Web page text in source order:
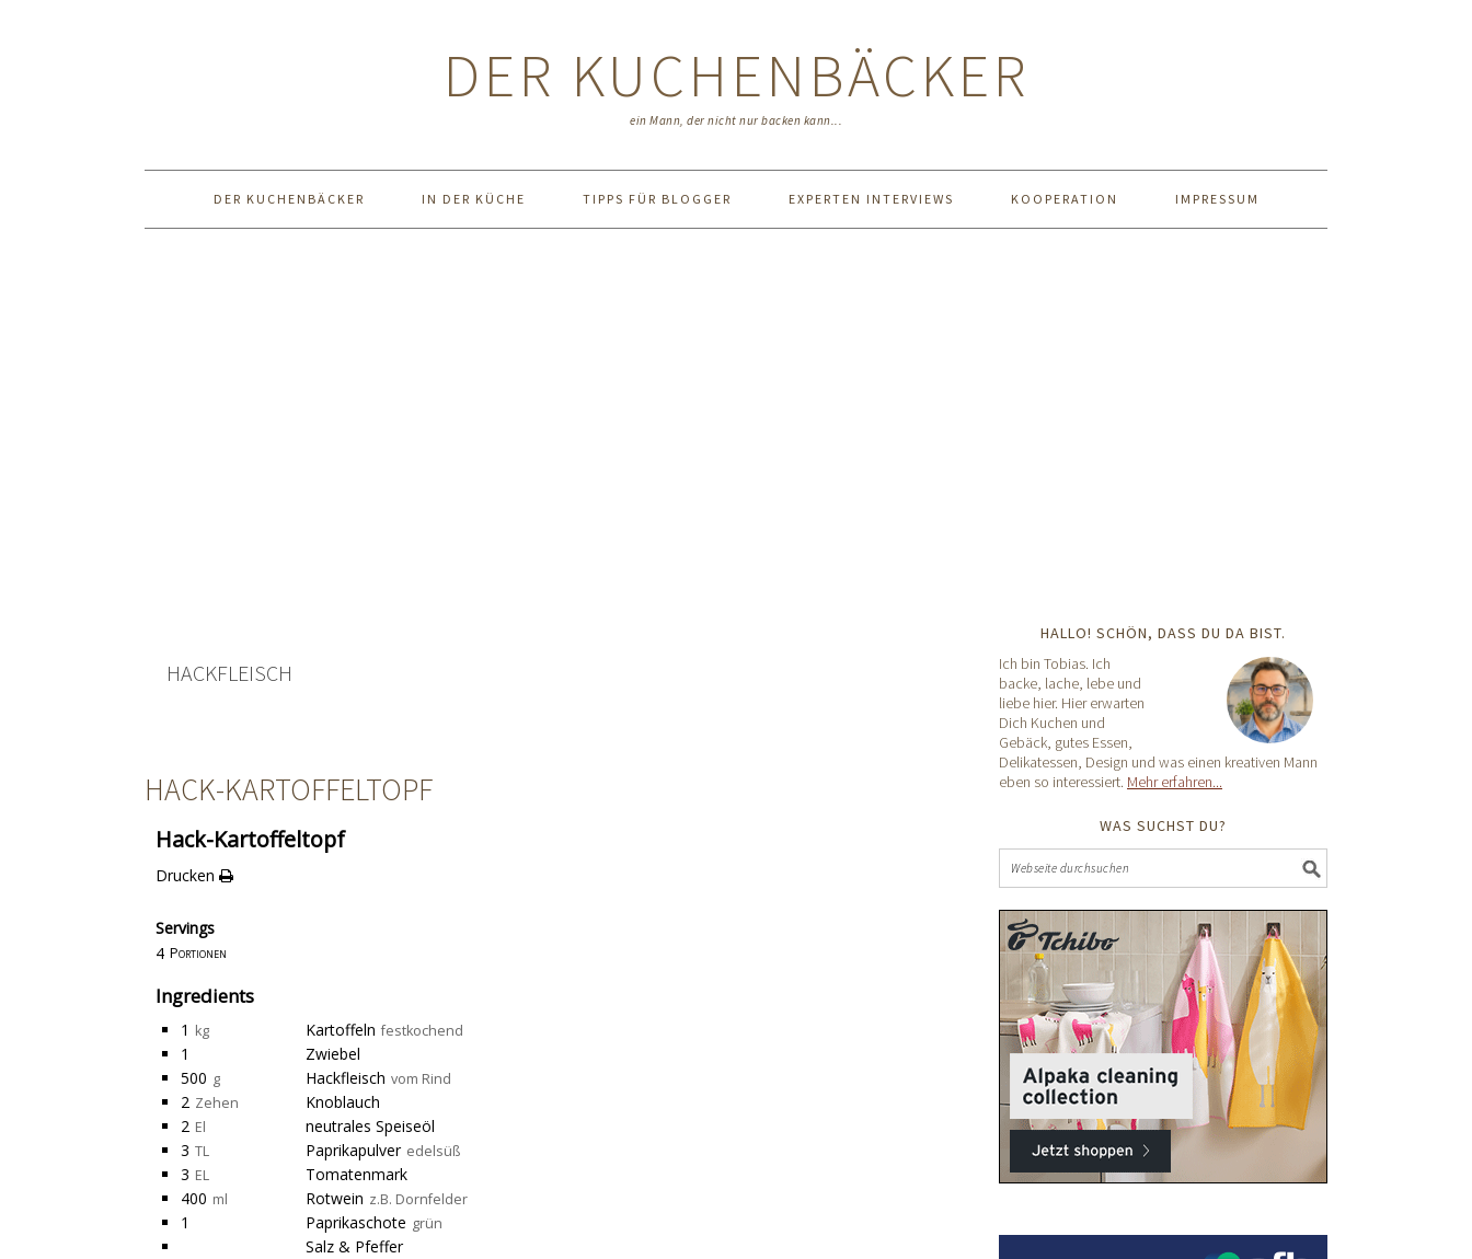
DER KUCHENBÄCKER
ein Mann, der nicht nur backen kann...
DER KUCHENBÄCKER IN DER KÜCHE TIPPS FÜR BLOGGER EXPERTEN INTERVIEWS KOOPERATION IMPRESSUM
HACKFLEISCH
HACK-KARTOFFELTOPF
Hack-Kartoffeltopf
Drucken
Servings
4 Portionen
Ingredients
1 kg Kartoffeln festkochend
1
Zwiebel
500 g Hackfleisch vom Rind
2 Zehen
Knoblauch
2 El
neutrales Speiseöl
3 TL Paprikapulver edelsüß
3 EL
Tomatenmark
400 ml Rotwein z.B. Dornfelder
1 Paprikaschote grün
Salz & Pfeffer
HALLO! SCHÖN, DASS DU DA BIST.
Ich bin Tobias. Ich
backe, lache, lebe und
liebe hier. Hier erwarten
Dich Kuchen und
Gebäck, gutes Essen,
Delikatessen, Design und was einen kreativen Mann
eben so interessiert. Mehr erfahren...
WAS SUCHST DU?